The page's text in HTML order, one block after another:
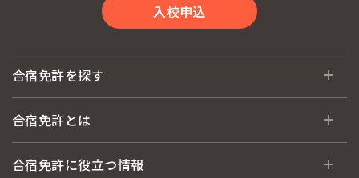
入校申込
合宿免許を探す
全国 教習所一覧
合宿免許とは
合宿免許とは
合宿免許に役立つ情報